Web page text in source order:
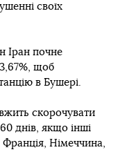
своїх
Іран почне
щоб
в Бушері.
скорочувати
днів, якщо інші
Німеччина,